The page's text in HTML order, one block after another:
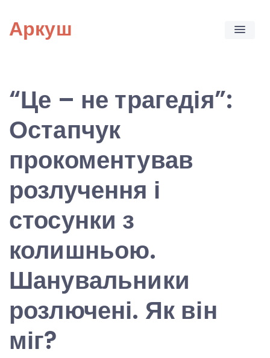
content
Аркуш
“Це – не трагедія”:
Остапчук
прокоментував
розлучення і
стосунки з
колишньою.
Шанувальники
розлючені. Як він
міг?